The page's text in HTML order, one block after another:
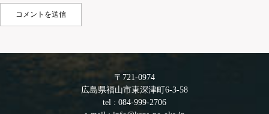
〒721-0974
広島県福山市東深津町6-3-58
tel : 084-999-2706